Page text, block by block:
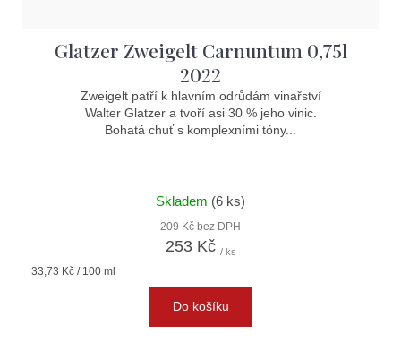
Glatzer Zweigelt Carnuntum 0,75l
2022
Zweigelt patří k hlavním odrůdám vinařství
Walter Glatzer a tvoří asi 30 % jeho vinic.
Bohatá chuť s komplexními tóny...
Skladem (6 ks)
209 Kč bez DPH
253 Kč / ks
Měrná
33,73 Kč / 100 ml
Do košíku